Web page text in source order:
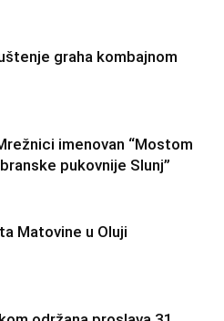
graha kombajnom
imenovan “Mostom
pukovnije Slunj”
Matovine u Oluji